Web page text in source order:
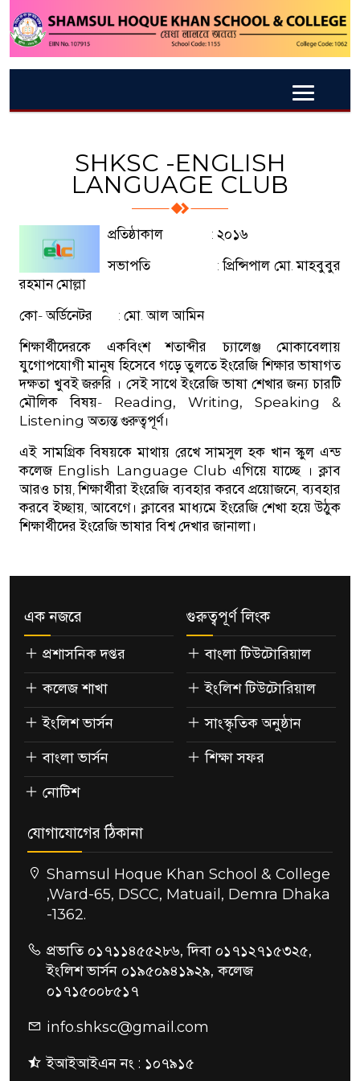
SHKSC -ENGLISH
LANGUAGE CLUB
প্রতিষ্ঠাকাল : ২০১৬
সভাপতি : প্রিন্সিপাল মো. মাহবুবুর
রহমান মোল্লা
কো- অর্ডিনেটর : মো. আল আমিন
শিক্ষার্থীদেরকে একবিংশ শতাব্দীর চ্যালেঞ্জ মোকাবেলায়
যুগোপযোগী মানুষ হিসেবে গড়ে তুলতে ইংরেজি শিক্ষার ভাষাগত
দক্ষতা খুবই জরুরি । সেই সাথে ইংরেজি ভাষা শেখার জন্য চারটি
মৌলিক বিষয়- Reading, Writing, Speaking &
Listening অত্যন্ত গুরুত্বপূর্ণ।
এই সামগ্রিক বিষয়কে মাথায় রেখে সামসুল হক খান স্কুল এন্ড
কলেজ English Language Clubএগিয়ে যাচ্ছে । ক্লাব
আরও চায়, শিক্ষার্থীরা ইংরেজি ব্যবহার করবে প্রয়োজনে, ব্যবহার
করবে ইচ্ছায়, আবেগে। ক্লাবের মাধ্যমে ইংরেজি শেখা হয়ে উঠুক
শিক্ষার্থীদের ইংরেজি ভাষার বিশ্ব দেখার জানালা।
এক নজরে
প্রশাসনিক দপ্তর
কলেজ শাখা
ইংলিশ ভার্সন
বাংলা ভার্সন
নোটিশ
গুরুত্বপূর্ণ লিংক
বাংলা টিউটোরিয়াল
ইংলিশ টিউটোরিয়াল
সাংস্কৃতিক অনুষ্ঠান
শিক্ষা সফর
যোগাযোগের ঠিকানা
Shamsul Hoque Khan School & College
,Ward-65, DSCC, Matuail, Demra Dhaka
-1362.
প্রভাতি ০১৭১১৪৫৫২৮৬, দিবা ০১৭১২৭১৫৩২৫,
ইংলিশ ভার্সন ০১৯৫০৯৪১৯২৯, কলেজ
০১৭১৫০০৮৫১৭
info.shksc@gmail.com
ইআইআইএন নং : ১০৭৯১৫